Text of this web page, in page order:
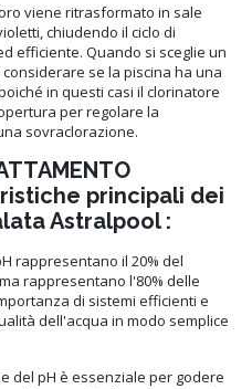
viene ritrasformato in sale
chiudendo il ciclo di
efficiente. Quando si sceglie un
se la piscina ha una
in questi casi il clorinatore
per regolare la
sovraclorazione.
principali dei
Astralpool :
rappresentano il 20% del
rappresentano l'80% delle
di sistemi efficienti e
dell'acqua in modo semplice
del pH è essenziale per godere